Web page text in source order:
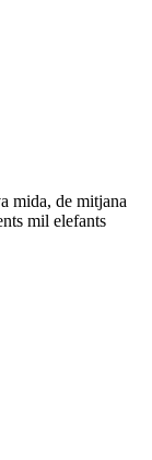
mida, de mitjana
mil elefants